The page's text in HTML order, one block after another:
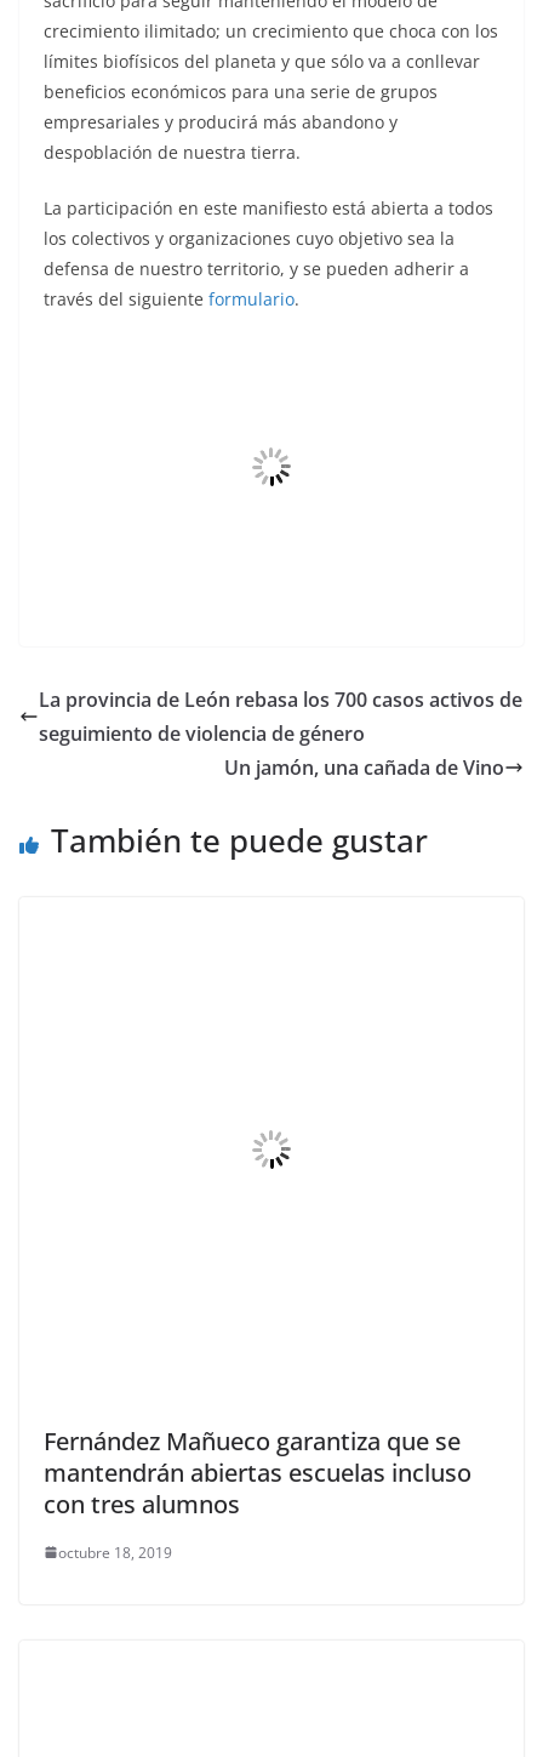
crecimiento ilimitado; un crecimiento que choca con los
límites biofísicos del planeta y que sólo va a conllevar
beneficios económicos para una serie de grupos
empresariales y producirá más abandono y
despoblación de nuestra tierra.
La participación en este manifiesto está abierta a todos
los colectivos y organizaciones cuyo objetivo sea la
defensa de nuestro territorio, y se pueden adherir a
través del siguiente formulario.
La provincia de León rebasa los 700 casos activos de
seguimiento de violencia de género
Un jamón, una cañada de Vino
También te puede gustar
Fernández Mañueco garantiza que se
mantendrán abiertas escuelas incluso
con tres alumnos
octubre 18, 2019